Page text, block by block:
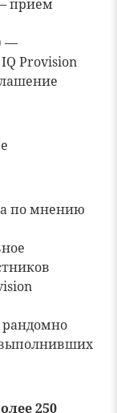
прием
—
Provision
по мнению
рандомно
выполнивших
250